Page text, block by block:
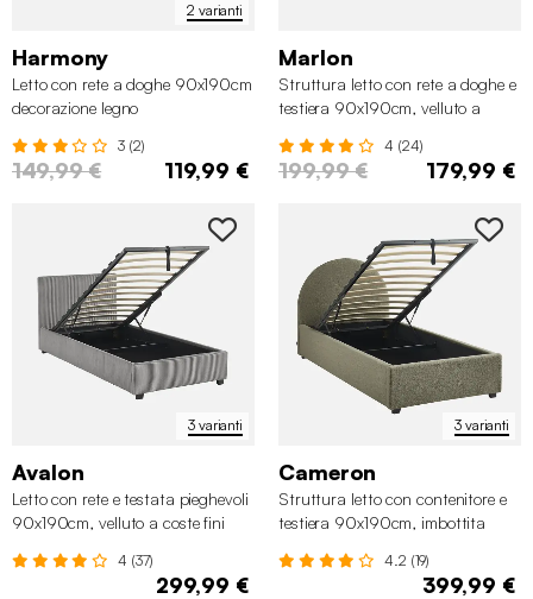
2 varianti
Harmony
Letto con rete a doghe 90x190cm
decorazione legno
3 (2)
149,99 € 119,99 €
Marlon
Struttura letto con rete a doghe e
testiera 90x190cm, velluto a
4 (24)
199,99 € 179,99 €
3 varianti
Avalon
Letto con rete e testata pieghevoli
90x190cm, velluto a coste fini
4 (37)
299,99 €
3 varianti
Cameron
Struttura letto con contenitore e
testiera 90x190cm, imbottita
4.2 (19)
399,99 €